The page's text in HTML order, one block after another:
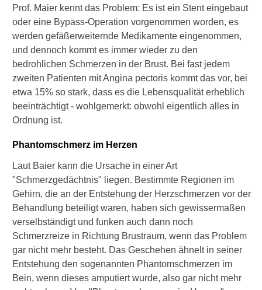
Prof. Maier kennt das Problem: Es ist ein Stent eingebaut
oder eine Bypass-Operation vorgenommen worden, es
werden gefäßerweiternde Medikamente eingenommen,
und dennoch kommt es immer wieder zu den
bedrohlichen Schmerzen in der Brust. Bei fast jedem
zweiten Patienten mit Angina pectoris kommt das vor, bei
etwa 15% so stark, dass es die Lebensqualität erheblich
beeinträchtigt - wohlgemerkt: obwohl eigentlich alles in
Ordnung ist.
Phantomschmerz im Herzen
Laut Baier kann die Ursache in einer Art
"Schmerzgedächtnis" liegen. Bestimmte Regionen im
Gehirn, die an der Entstehung der Herzschmerzen vor der
Behandlung beteiligt waren, haben sich gewissermaßen
verselbständigt und funken auch dann noch
Schmerzreize in Richtung Brustraum, wenn das Problem
gar nicht mehr besteht. Das Geschehen ähnelt in seiner
Entstehung den sogenannten Phantomschmerzen im
Bein, wenn dieses amputiert wurde, also gar nicht mehr
e
r
k
r
a
n
k
e
i
h
t
?
M
s
s
i
c
h